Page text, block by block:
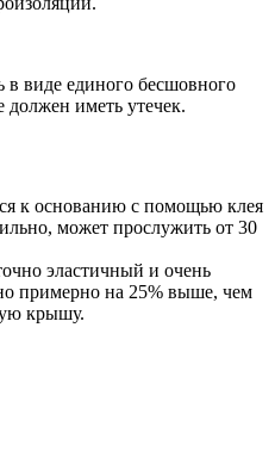
виде единого бесшовного
должен иметь утечек.
к основанию с помощью клея
может прослужить от 30
эластичный и очень
примерно на 25% выше, чем
крышу.